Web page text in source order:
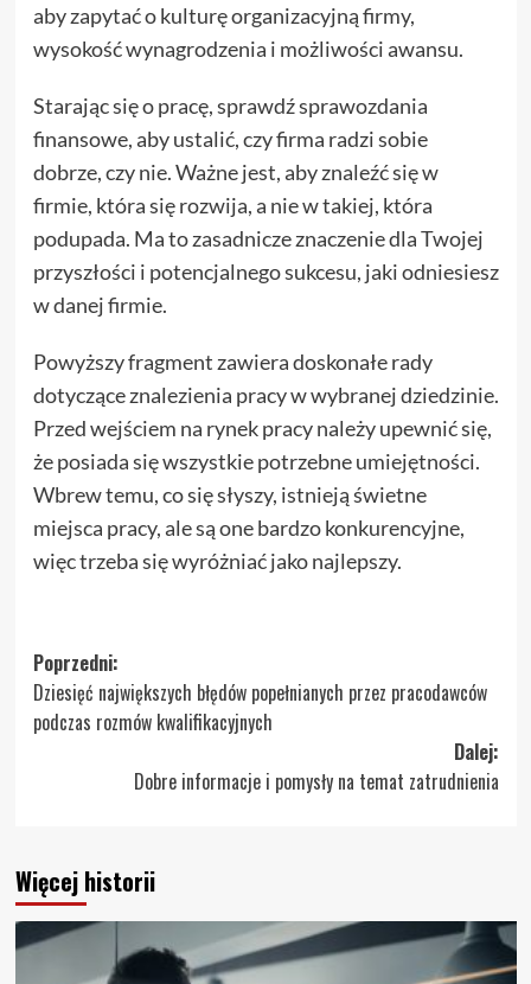
aby zapytać o kulturę organizacyjną firmy,
wysokość wynagrodzenia i możliwości awansu.
Starając się o pracę, sprawdź sprawozdania
finansowe, aby ustalić, czy firma radzi sobie
dobrze, czy nie. Ważne jest, aby znaleźć się w
firmie, która się rozwija, a nie w takiej, która
podupada. Ma to zasadnicze znaczenie dla Twojej
przyszłości i potencjalnego sukcesu, jaki odniesiesz
w danej firmie.
Powyższy fragment zawiera doskonałe rady
dotyczące znalezienia pracy w wybranej dziedzinie.
Przed wejściem na rynek pracy należy upewnić się,
że posiada się wszystkie potrzebne umiejętności.
Wbrew temu, co się słyszy, istnieją świetne
miejsca pracy, ale są one bardzo konkurencyjne,
więc trzeba się wyróżniać jako najlepszy.
Zobacz
wpisy
Poprzedni:
Dziesięć największych błędów popełnianych przez pracodawców
podczas rozmów kwalifikacyjnych
Dalej:
Dobre informacje i pomysły na temat zatrudnienia
Więcej historii